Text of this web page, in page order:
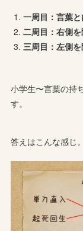
一周目：言葉と
二周目：右側
三周目：左側
小学生〜言葉の持
す。
答えはこんな感じ。